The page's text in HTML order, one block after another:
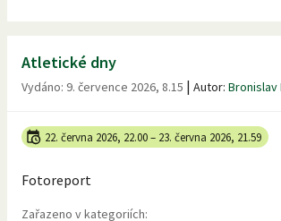
Atletické dny
Vydáno: 9. července 2026, 8.15 | Autor: Bronislav
22. června 2026, 22.00– 23. června 2026, 21.59
Fotoreport
Zařazeno v kategoriích: